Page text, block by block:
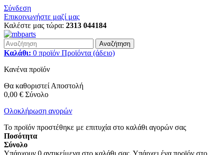
Σύνδεση
Επικοινωνήστε μαζί μας
Καλέστε μας τώρα: 2313 044184
Αναζήτηση
Καλάθι: 0 προϊόν Προϊόντα (άδειο)
Κανένα προϊόν
Θα καθοριστεί Αποστολή
0,00 € Σύνολο
Ολοκλήρωση αγορών
Το προϊόν προστέθηκε με επιτυχία στο καλάθι αγορών σας
Ποσότητα
Σύνολο
Υπάρχουν 0 αντικείμενα στο καλάθι σας. Υπάρχει ένα προϊόν στο